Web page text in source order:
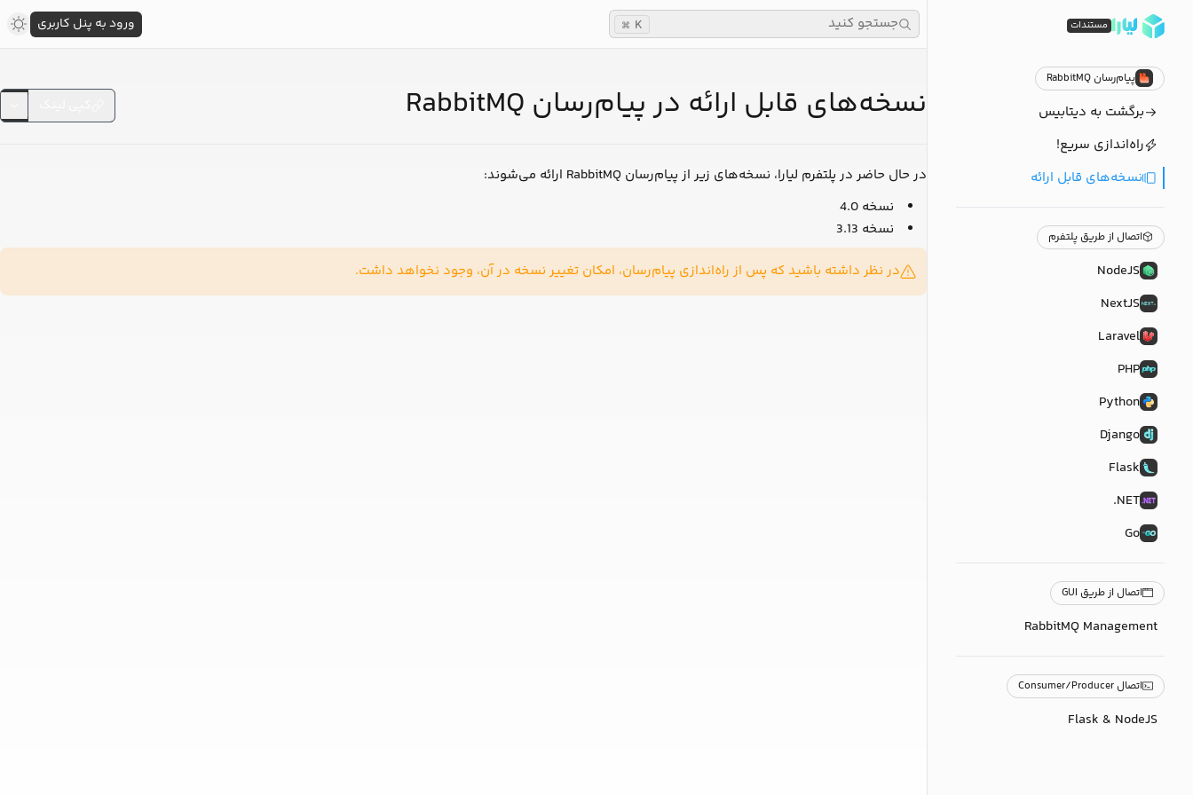
مستندات
پیام‌رسان RabbitMQ
برگشت به دیتابیس
راه‌اندازی سریع!
نسخه‌های قابل ارائه
اتصال از طریق پلتفرم
NodeJS
NextJS
Laravel
PHP
Python
Django
Flask
NET.
Go
اتصال از طریق GUI
RabbitMQ Management
اتصال Consumer/Producer
Flask & NodeJS
نسخه‌های قابل ارائه در پیام‌رسان RabbitMQ
در حال حاضر در پلتفرم لیارا، نسخه‌های زیر از پیام‌رسان RabbitMQ ارائه می‌شوند:
نسخه 4.0
نسخه 3.13
در نظر داشته باشید که پس از راه‌اندازی پیام‌رسان، امکان تغییر نسخه در آن، وجود نخواهد داشت.
جستجو کنید K
⌘ ورود به پنل کاربری